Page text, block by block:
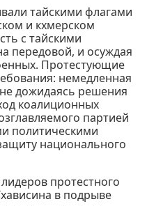
тайскими флагами
и кхмерском
с тайскими
передовой, и осуждая
Протестующие
немедленная
не дожидаясь решения
коалиционных
партией
политическими
национального
протестного
в подрыве